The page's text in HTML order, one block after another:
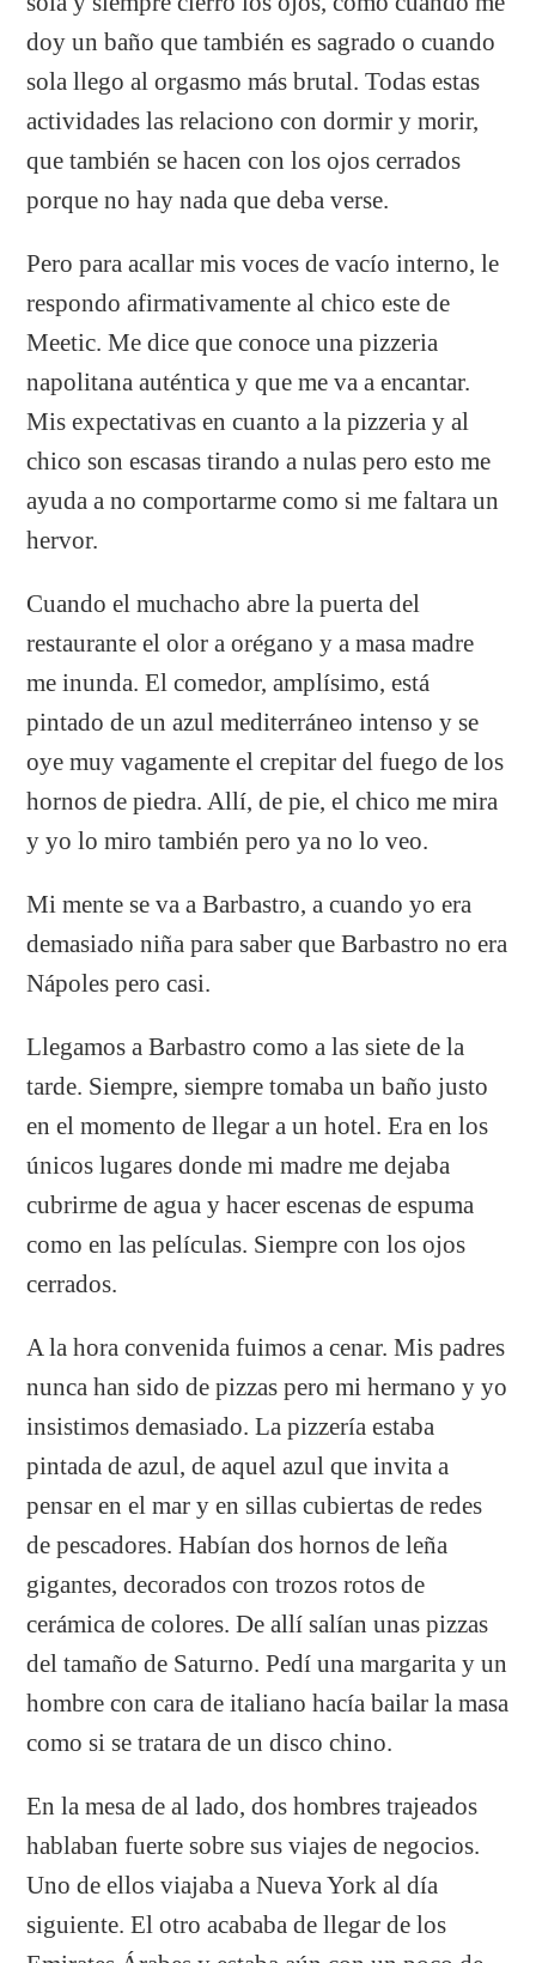
doy un baño que también es sagrado o cuando
sola llego al orgasmo más brutal. Todas estas
actividades las relaciono con dormir y morir,
que también se hacen con los ojos cerrados
porque no hay nada que deba verse.
Pero para acallar mis voces de vacío interno, le
respondo afirmativamente al chico este de
Meetic. Me dice que conoce una pizzeria
napolitana auténtica y que me va a encantar.
Mis expectativas en cuanto a la pizzeria y al
chico son escasas tirando a nulas pero esto me
ayuda a no comportarme como si me faltara un
hervor.
Cuando el muchacho abre la puerta del
restaurante el olor a orégano y a masa madre
me inunda. El comedor, amplísimo, está
pintado de un azul mediterráneo intenso y se
oye muy vagamente el crepitar del fuego de los
hornos de piedra. Allí, de pie, el chico me mira
y yo lo miro también pero ya no lo veo.
Mi mente se va a Barbastro, a cuando yo era
demasiado niña para saber que Barbastro no era
Nápoles pero casi.
Llegamos a Barbastro como a las siete de la
tarde. Siempre, siempre tomaba un baño justo
en el momento de llegar a un hotel. Era en los
únicos lugares donde mi madre me dejaba
cubrirme de agua y hacer escenas de espuma
como en las películas. Siempre con los ojos
cerrados.
A la hora convenida fuimos a cenar. Mis padres
nunca han sido de pizzas pero mi hermano y yo
insistimos demasiado. La pizzería estaba
pintada de azul, de aquel azul que invita a
pensar en el mar y en sillas cubiertas de redes
de pescadores. Habían dos hornos de leña
gigantes, decorados con trozos rotos de
cerámica de colores. De allí salían unas pizzas
del tamaño de Saturno. Pedí una margarita y un
hombre con cara de italiano hacía bailar la masa
como si se tratara de un disco chino.
En la mesa de al lado, dos hombres trajeados
hablaban fuerte sobre sus viajes de negocios.
Uno de ellos viajaba a Nueva York al día
siguiente. El otro acababa de llegar de los